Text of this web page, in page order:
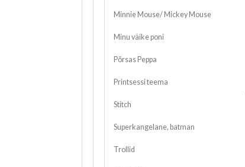
Minnie Mouse/ Mickey Mouse
Minu väike poni
Põrsas Peppa
Printsessi teema
Stitch
Superkangelane, batman
Trollid